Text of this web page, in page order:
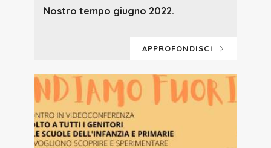
Nostro tempo giugno 2022.
APPROFONDISCI